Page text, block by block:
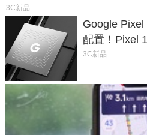
3C新品
Google
配置！Pixel
1.6%
3C新品